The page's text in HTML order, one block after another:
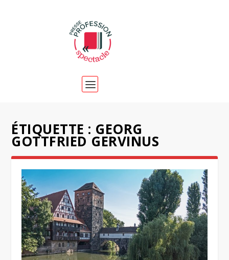
ÉTIQUETTE : GEORG
GOTTFRIED GERVINUS